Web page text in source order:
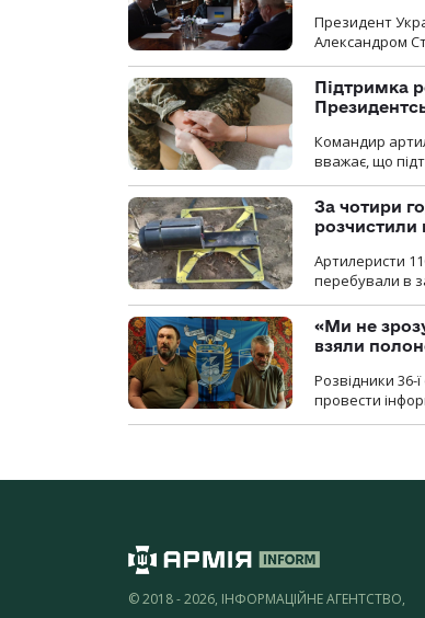
Президент
Александром
Підтримка
Командир
вважає, що
За чотири
розчистили
Артилеристи
перебували в
«Ми не
взяли
Розвідники 36-
провести
© 2018 - 2026, ІНФОРМАЦІЙНЕ АГЕНТСТВО,